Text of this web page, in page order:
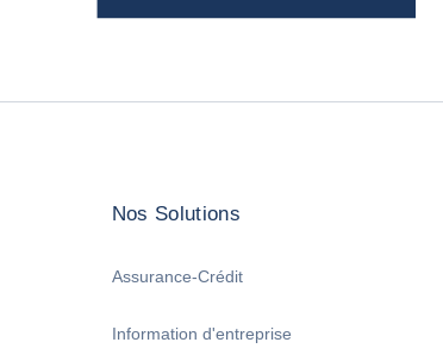
Nos Solutions
Assurance-Crédit
Information d'entreprise